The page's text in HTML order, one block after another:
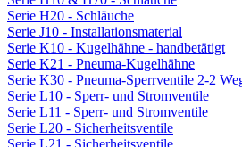
Serie H20 - Schläuche
Serie J10 - Installationsmaterial
Serie K10 - Kugelhähne - handbetätigt
Serie K21 - Pneuma-Kugelhähne
Serie K30 - Pneuma-Sperrventile 2-2
Serie L10 - Sperr- und Stromventile
Serie L11 - Sperr- und Stromventile
Serie L20 - Sicherheitsventile